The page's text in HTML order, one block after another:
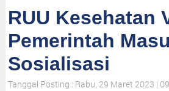
RUU Kesehatan
Pemerintah
Sosialisasi
Tanggal Posting : Rabu, 29 Maret 2023 |